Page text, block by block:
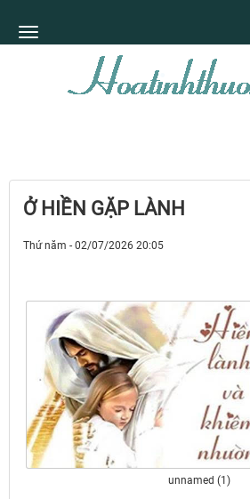
Ở HIỀN GẶP LÀNH
Thứ năm - 02/07/2026 20:05
unnamed (1)